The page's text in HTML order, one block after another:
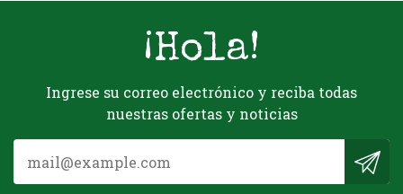
¡Hola!
Ingrese su correo electrónico y reciba todas
nuestras ofertas y noticias